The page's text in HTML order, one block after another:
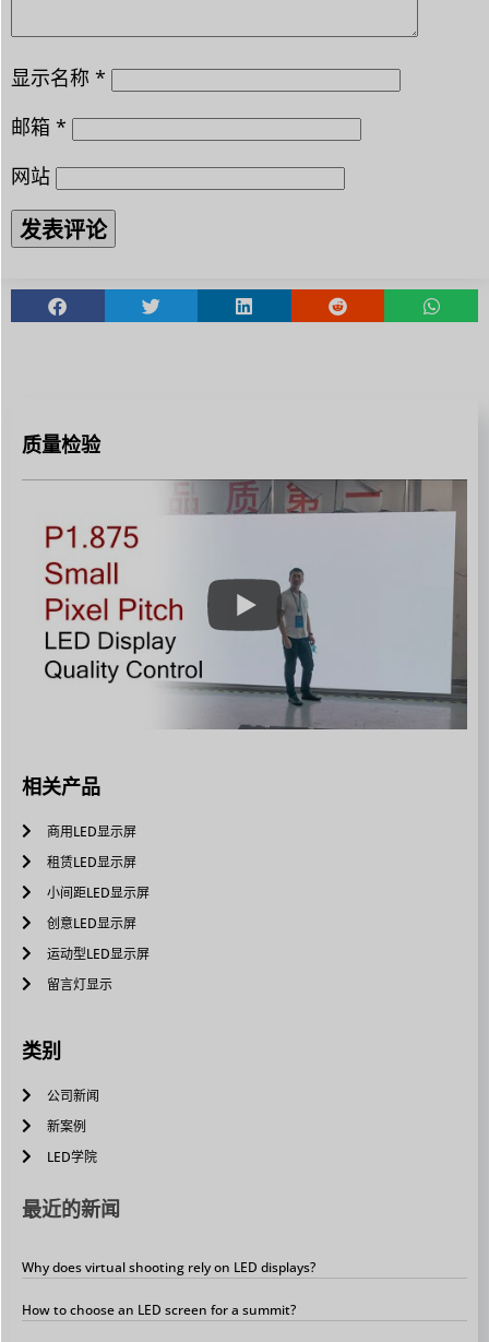
显示名称 *
邮箱 *
网站
质量检验
相关产品
商用LED显示屏
租赁LED显示屏
小间距LED显示屏
创意LED显示屏
运动型LED显示屏
留言灯显示
类别
公司新闻
新案例
LED学院
最近的新闻
Why does virtual shooting rely on LED displays?
How to choose an LED screen for a summit?